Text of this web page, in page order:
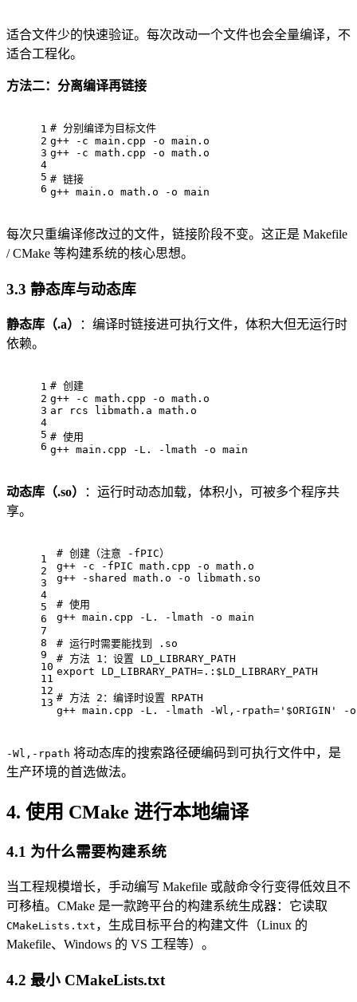
适合文件少的快速验证。每次改动一个文件也会全量编译，不
适合工程化。
方法二：分离编译再链接
1
2
3
4
5
6
# 分别编译为目标文件
g++ -c main.cpp -o main.o
g++ -c math.cpp -o math.o
# 链接
g++ main.o math.o -o main
每次只重编译修改过的文件，链接阶段不变。这正是 Makefile
/ CMake 等构建系统的核心思想。
3.3 静态库与动态库
静态库（.a）
：编译时链接进可执行文件，体积大但无运行时
依赖。
1
2
3
4
5
6
# 创建
g++ -c math.cpp -o math.o
ar rcs libmath.a math.o
# 使用
g++ main.cpp -L. -lmath -o main
动态库（.so）
：运行时动态加载，体积小，可被多个程序共
享。
1
2
3
4
5
6
7
8
9
10
11
12
13
# 创建（注意 -fPIC）
g++ -c -fPIC math.cpp -o math.o
g++ -shared math.o -o libmath.so
# 使用
g++ main.cpp -L. -lmath -o main
# 运行时需要能找到 .so
# 方法 1：设置 LD_LIBRARY_PATH
export LD_LIBRARY_PATH=.:$LD_LIBRARY_PATH
# 方法 2：编译时设置 RPATH
g++ main.cpp -L. -lmath -Wl,-rpath='$ORIGIN' -o
-Wl,-rpath 将动态库的搜索路径硬编码到可执行文件中，是
生产环境的首选做法。
4. 使用 CMake 进行本地编译
4.1 为什么需要构建系统
当工程规模增长，手动编写 Makefile 或敲命令行变得低效且不
可移植。CMake 是一款跨平台的构建系统生成器：它读取
CMakeLists.txt ，生成目标平台的构建文件（Linux 的
Makefile、Windows 的 VS 工程等）。
4.2 最小 CMakeLists.txt